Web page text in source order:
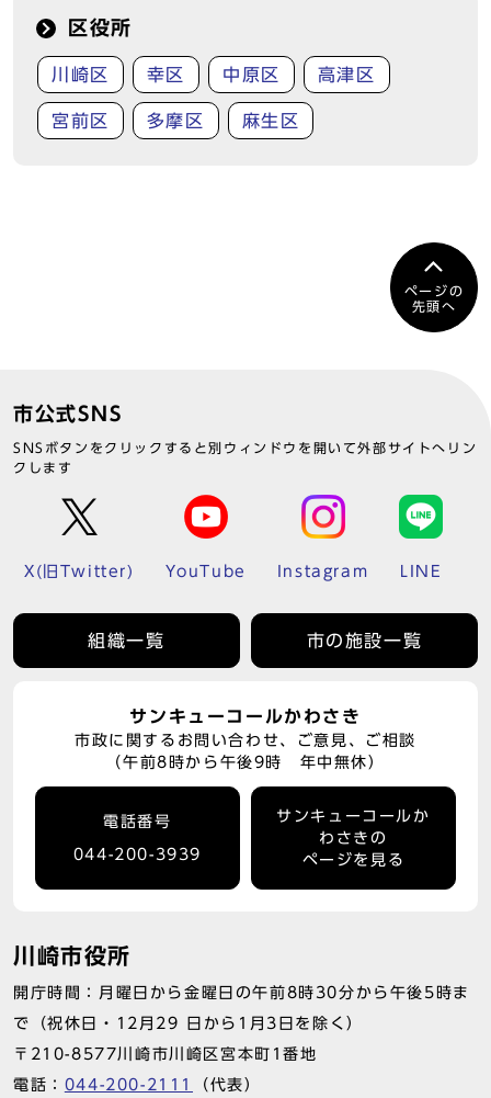
区役所
川崎区 幸区 中原区 高津区
宮前区 多摩区 麻生区
ページの
先頭へ
市公式SNS
SNSボタンをクリックすると別ウィンドウを開いて外部サイトへリン
クします
X(旧Twitter) YouTube Instagram LINE
組織一覧 市の施設一覧
サンキューコールかわさき
市政に関するお問い合わせ、ご意見、ご相談
（午前8時から午後9時 年中無休）
電話番号
044-200-3939
サンキューコールか
わさきの
ページを見る
川崎市役所
開庁時間：月曜日から金曜日の午前8時30分から午後5時ま
で（祝休日・12月29 日から1月3日を除く）
〒210-8577川崎市川崎区宮本町1番地
電話： 044-200-2111 （代表）